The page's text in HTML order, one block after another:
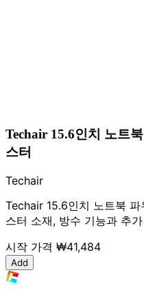
Techair 15.6인치 노트
스터
Techair
Techair 15.6인치 노트북
스터 소재, 방수 기능과 추
시작 가격 ₩41,484
Add